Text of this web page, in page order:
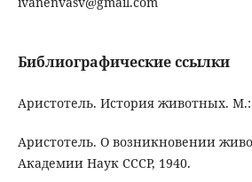
Библиографические ссылки
Аристотель. История животных. М.:
Аристотель. О возникновении
Академии Наук СССР, 1940.